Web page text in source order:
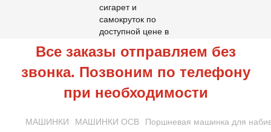
Все заказы отправляем без
звонка. Позвоним по телефону
при необходимости
МАШИНКИ МАШИНКИ OCB Поршневая машинка для